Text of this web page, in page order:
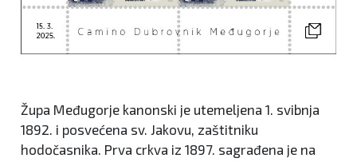
Župa Međugorje kanonski je utemeljena 1. svibnja
1892. i posvećena sv. Jakovu, zaštitniku
hodočasnika. Prva crkva iz 1897. sagrađena je na